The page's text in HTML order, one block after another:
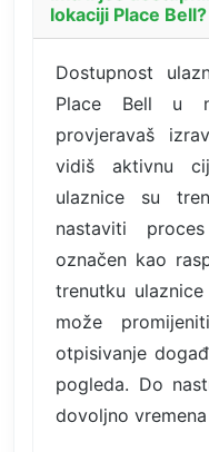
lokaciji Place Bell?
Dostupnost
Place Bell u
provjeravaš
vidiš aktivnu
ulaznice su
nastaviti
označen kao
trenutku
može
otpisivanje
pogleda. Do
dovoljno